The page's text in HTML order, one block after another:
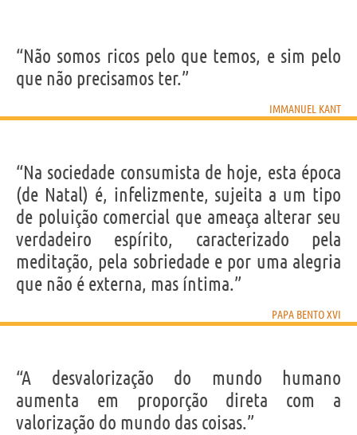
“Não somos ricos pelo que temos, e sim pelo
que não precisamos ter.”
IMMANUEL KANT
“Na sociedade consumista de hoje, esta época
(de Natal) é, infelizmente, sujeita a um tipo
de poluição comercial que ameaça alterar seu
verdadeiro espírito, caracterizado pela
meditação, pela sobriedade e por uma alegria
que não é externa, mas íntima.”
PAPA BENTO XVI
“A desvalorização do mundo humano
aumenta em proporção direta com a
valorização do mundo das coisas.”